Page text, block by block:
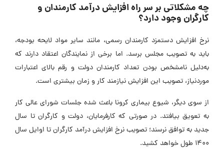
چه مشکلاتی بر سر راه افزایش درآمد کارمندان و
کارگران وجود دارد؟
نرخ افزایش دستمزد کارمندان رسمی، مانند سایر مواد لایحه بودجه،
باید به تصویب مجلس برسد. اما برخی از نمایندگان اعتقاد دارند که
به‌دلیل نامشخص بودن تعداد کارمندان دولت و رقم بالای اعتبارات
موردنیاز، تصویب این افزایش نیازمند کار و زمان بیشتری است.
از سوی دیگر، شیوع بیماری کرونا باعث شده جلسات شورای عالی کار
به تعویق بیافتد. در صورتی که کارفرمایان، دولت و کارگران تا سال
جدید به توافق نرسند؛ تصویب نرخ افزایش درآمد کارگران تا اوایل سال
۱۴۰۰ طول خواهد کشید.